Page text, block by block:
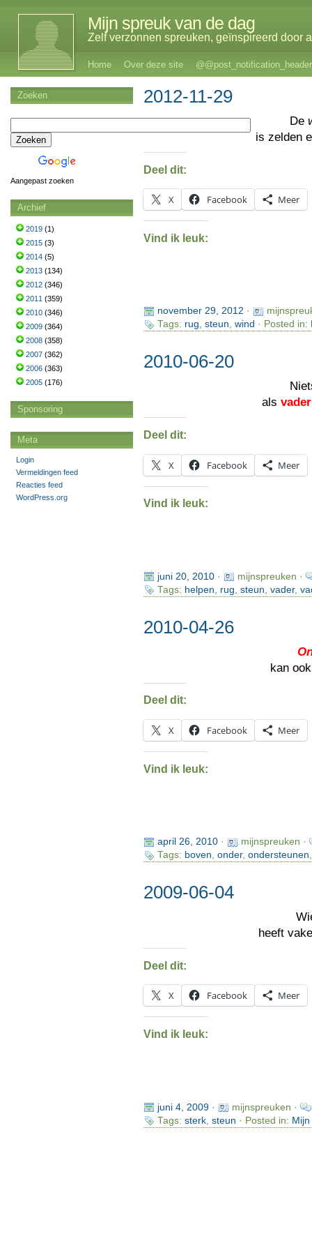
Mijn spreuk van de dag
Zelf verzonnen spreuken, geïnspireerd door
Home Over deze site @@post_notification_header
2012-11-29
De
is zelden
Deel dit:
X Facebook Meer
Vind ik leuk:
november 29, 2012 ·
Tags: rug, steun, wind · Posted in:
2010-06-20
als
Deel dit:
X Facebook Meer
Vind ik leuk:
juni 20, 2010·
mijnspreuken ·
Tags: helpen rug steun vader,
2010-04-26
kan
Deel dit:
X Facebook Meer
Vind ik leuk:
april 26, 2010·
mijnspreuken ·
Tags: boven, onder, ondersteunen
2009-06-04
heeft
Deel dit:
X Facebook Meer
Vind ik leuk:
juni 4, 2009·
mijnspreuken ·
Tags: sterk, steun · Posted in:
Zoeken
Aangepast zoeken
Archief
2019 (1)
2015 (3)
2014 (5)
2013 (134)
2012 (346)
2011 (359)
2010 (346)
2009 (364)
2008 (358)
2007 (362)
2006 (363)
2005 (176)
Sponsoring
Meta
Login
Vermeldingen feed
Reacties feed
WordPress.org